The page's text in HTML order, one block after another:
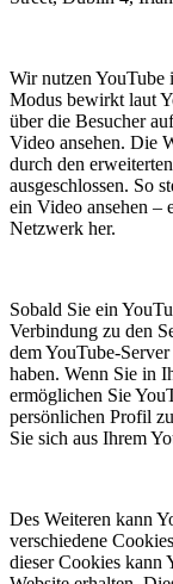
Wir nutzen YouTube
Modus bewirkt laut
über die Besucher
Video ansehen. Die
durch den
ausgeschlossen. So
ein Video ansehen
Netzwerk her.
Sobald Sie ein
Verbindung zu den
dem YouTube-
haben. Wenn Sie in
ermöglichen Sie
persönlichen Profil
Sie sich aus Ihrem
Des Weiteren kann
verschiedene
dieser Cookies kann